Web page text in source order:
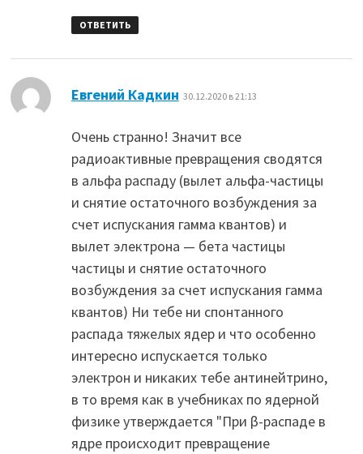
ОТВЕТИТЬ
Евгений Кадкин 30.12.2020 в 21:13
Очень странно! Значит все
радиоактивные превращения сводятся
в альфа распаду (вылет альфа-частицы
и снятие остаточного возбуждения за
счет испускания гамма квантов) и
вылет электрона — бета частицы
частицы и снятие остаточного
возбуждения за счет испускания гамма
квантов) Ни тебе ни спонтанного
распада тяжелых ядер и что особенно
интересно испускается только
электрон и никаких тебе антинейтрино,
в то время как в учебниках по ядерной
физике утверждается "При β-распаде в
ядре происходит превращение